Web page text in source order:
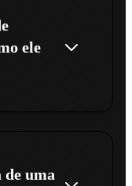
ele
de uma